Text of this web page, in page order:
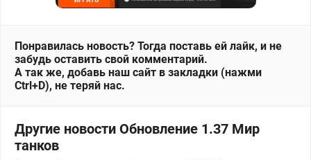
Понравилась новость? Тогда поставь ей лайк, и не
забудь оставить свой комментарий.
А так же, добавь наш сайт в закладки (нажми
Ctrl+D), не теряй нас.
Другие новости Обновление 1.37 Мир
танков